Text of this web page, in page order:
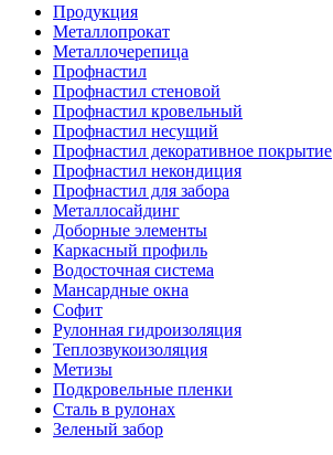
Продукция
Металлопрокат
Металлочерепица
Профнастил
Профнастил стеновой
Профнастил кровельный
Профнастил несущий
Профнастил декоративное покрытие
Профнастил некондиция
Профнастил для забора
Металлосайдинг
Доборные элементы
Каркасный профиль
Водосточная система
Мансардные окна
Софит
Рулонная гидроизоляция
Теплозвукоизоляция
Метизы
Подкровельные пленки
Сталь в рулонах
Зеленый забор